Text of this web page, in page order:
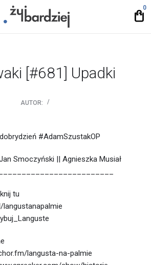
0
[#681] Upadki
AUTOR:
#AdamSzustakOP
Smoczyński || Agnieszka Musiał
tu
langusta-na-palmie